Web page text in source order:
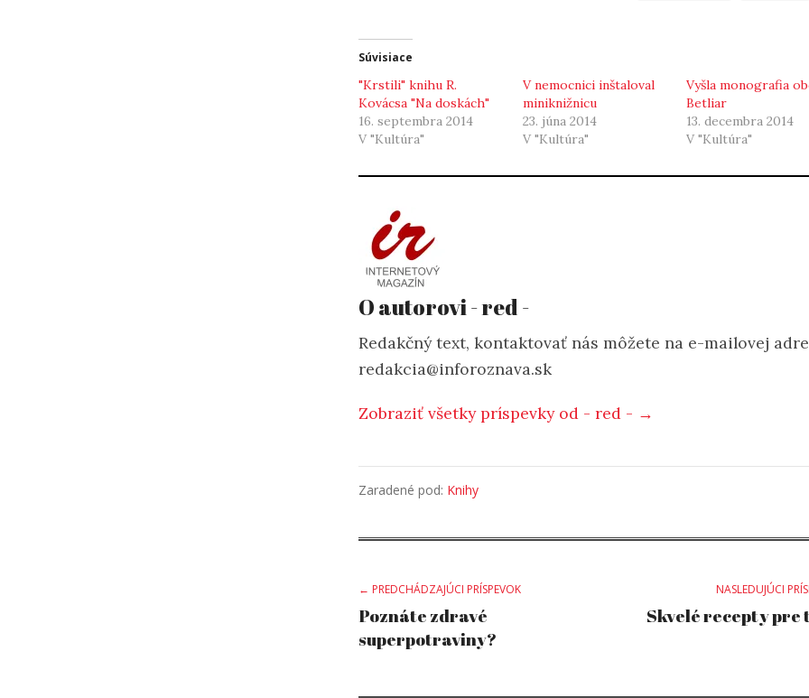
Súvisiace
"Krstili" knihu R.
Kovácsa "Na doskách"
16. septembra 2014
V "Kultúra"
V nemocnici inštaloval
miniknižnicu
23. júna 2014
V "Kultúra"
Vyšla monografia
Betliar
13. decembra 2014
V "Kultúra"
O autorovi - red -
Redakčný text, kontaktovať nás môžete na e-mailovej
redakcia@inforoznava.sk
Zobraziť všetky príspevky od - red - →
Zaradené pod: Knihy
Post
navigation
← PREDCHÁDZAJÚCI PRÍSPEVOK
Poznáte zdravé
superpotraviny?
NASLEDUJÚCI
Skvelé recepty pre